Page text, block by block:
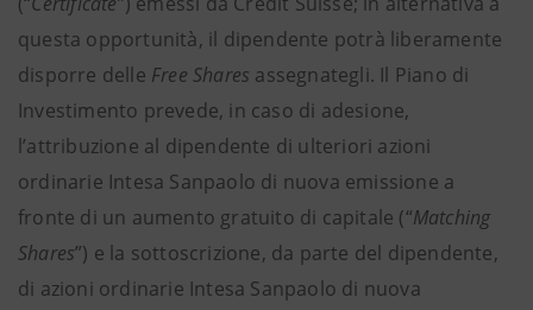
questa opportunità, il dipendente potrà liberamente
disporre delle Free Shares assegnategli. Il Piano di
Investimento prevede, in caso di adesione,
l’attribuzione al dipendente di ulteriori azioni
ordinarie Intesa Sanpaolo di nuova emissione a
fronte di un aumento gratuito di capitale (“Matching
Shares”) e la sottoscrizione, da parte del dipendente,
di azioni ordinarie Intesa Sanpaolo di nuova